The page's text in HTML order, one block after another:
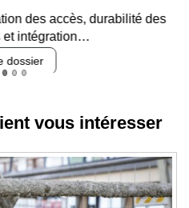
des accès, durabilité des
et intégration…
dossier
vous intéresser